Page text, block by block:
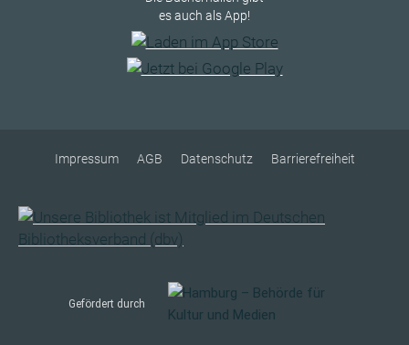
es auch als App!
Impressum AGB Datenschutz Barrierefreiheit
Gefördert durch